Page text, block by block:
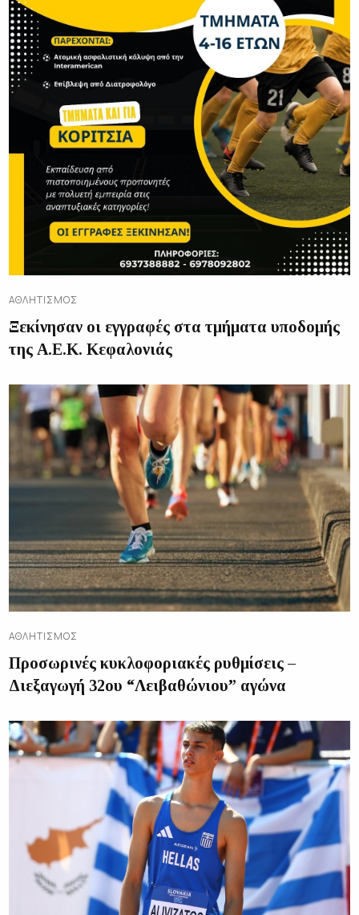
ΑΘΛΗΤΙΣΜΌΣ
Ξεκίνησαν οι εγγραφές στα τμήματα υποδομής
της Α.Ε.Κ. Κεφαλονιάς
ΑΘΛΗΤΙΣΜΌΣ
Προσωρινές κυκλοφοριακές ρυθμίσεις –
Διεξαγωγή 32ου “Λειβαθώνιου” αγώνα